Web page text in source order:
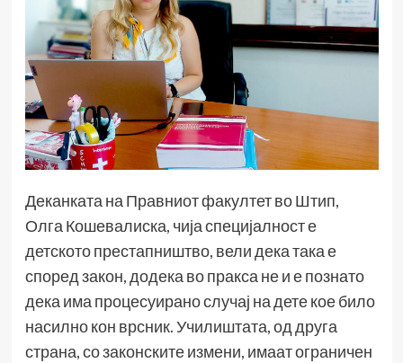
Деканката на Правниот факултет во Штип,
Олга Кошевалиска, чија специјалност е
детското престапништво, вели дека така е
според закон, додека во пракса не и е познато
дека има процесуирано случај на дете кое било
насилно кон врсник. Училиштата, од друга
страна, со законските измени, имаат ограничен